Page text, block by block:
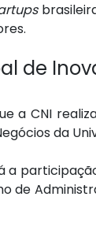
de
a CNI
da
a
de